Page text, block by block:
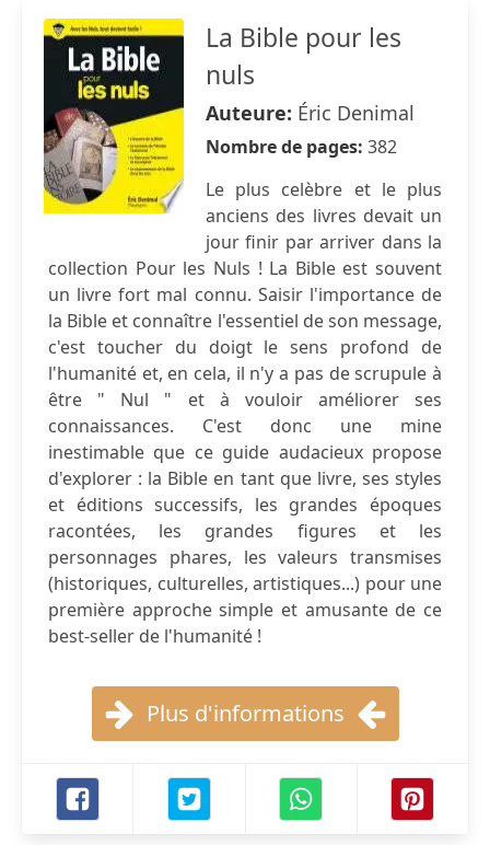
La Bible pour les
nuls
Auteure: Éric Denimal
Nombre de pages: 382
Le plus celèbre et le plus
anciens des livres devait un
jour finir par arriver dans la
collection Pour les Nuls ! La Bible est souvent
un livre fort mal connu. Saisir l'importance de
la Bible et connaître l'essentiel de son message,
c'est toucher du doigt le sens profond de
l'humanité et, en cela, il n'y a pas de scrupule à
être " Nul " et à vouloir améliorer ses
connaissances. C'est donc une mine
inestimable que ce guide audacieux propose
d'explorer : la Bible en tant que livre, ses styles
et éditions successifs, les grandes époques
racontées, les grandes figures et les
personnages phares, les valeurs transmises
(historiques, culturelles, artistiques...) pour une
première approche simple et amusante de ce
best-seller de l'humanité !
Plus d'informations